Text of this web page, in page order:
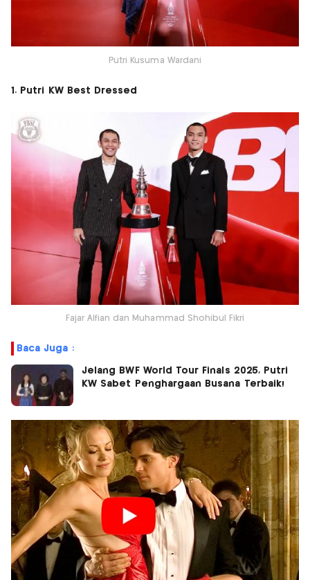
Putri Kusuma Wardani
1. Putri KW Best Dressed
Fajar Alfian dan Muhammad Shohibul Fikri
Baca Juga :
Jelang BWF World Tour Finals 2025, Putri
KW Sabet Penghargaan Busana Terbaik!